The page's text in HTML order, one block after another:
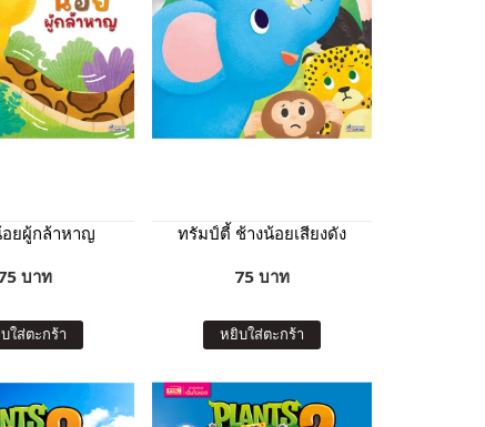
ยผู้กล้าหาญ
บาท
ใส่ตะกร้า
ทรัมป์ตี้ ช้างน้อยเสียงดัง
75 บาท
หยิบใส่ตะกร้า